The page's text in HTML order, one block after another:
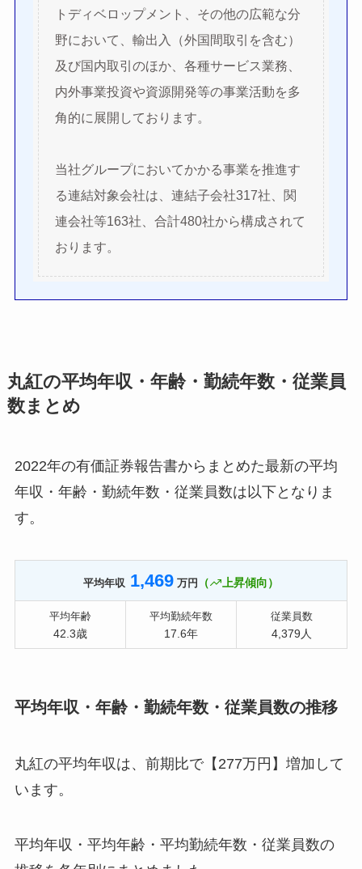
トディベロップメント、その他の広範な分
野において、輸出入（外国間取引を含む）
及び国内取引のほか、各種サービス業務、
内外事業投資や資源開発等の事業活動を多
角的に展開しております。
当社グループにおいてかかる事業を推進す
る連結対象会社は、連結子会社317社、関
連会社等163社、合計480社から構成されて
おります。
丸紅の平均年収・年齢・勤続年数・従業員
数まとめ
2022年の有価証券報告書からまとめた最新の平均
年収・年齢・勤続年数・従業員数は以下となりま
す。
平均年収 1,469 万円 （ 上昇傾向）
平均年齢
42.3歳
平均勤続年数
17.6年
従業員数
4,379人
平均年収・年齢・勤続年数・従業員数の推移
丸紅の平均年収は、前期比で【277万円】増加して
います。
平均年収・平均年齢・平均勤続年数・従業員数の